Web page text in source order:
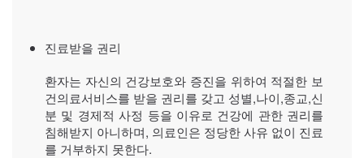
진료받을 권리
환자는 자신의 건강보호와 증진을 위하여 적절한 보
건의료서비스를 받을 권리를 갖고 성별,나이,종교,신
분 및 경제적 사정 등을 이유로 건강에 관한 권리를
침해받지 아니하며, 의료인은 정당한 사유 없이 진료
를 거부하지 못한다.